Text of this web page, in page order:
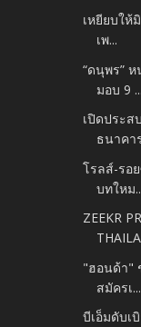
เหยียบให้
เพ...
“ดนุพร”
มอบ 9 ...
เปิดประส
ธนาคา
โรลส์-รอ
บทใหม
ZEEKR
"ฮอนด้า"
สมัครเ...
บีเอ็มดับเ